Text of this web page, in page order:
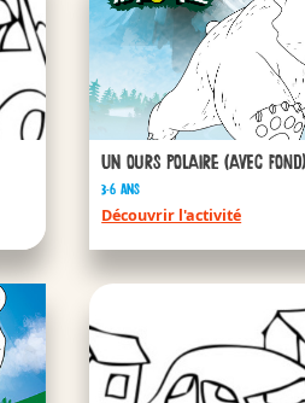
Un ours polaire (avec
3-6 ans
Découvrir l'activité